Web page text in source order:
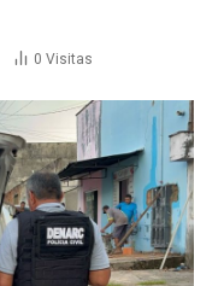
0 Visitas